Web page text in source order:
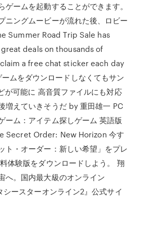
ゲームを起動することができます。
ニングムービーが流れた後、ロビー
Summer Road Trip Sale has
deals on thousands of
a free chat sticker each day
ムをダウンロードしなくてもサン
が可能に 高音質ファイルにも対応
増えていきそうだ by 重田雄一 PC
ーム：アイテム探しゲーム 英語版
Secret Order: New Horizon 今す
ト・オーダー：新しい希望」をプレ
体験版をダウンロードしよう。 翔
へ。国内最大級のオンライン
ースターオンライン2』公式サイ